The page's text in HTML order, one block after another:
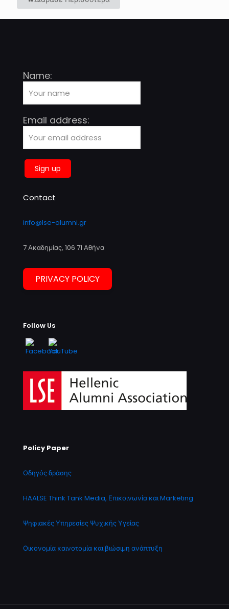
Name:
Email address:
Contact
info@lse-alumni.gr
7 Ακαδημίας, 106 71 Αθήνα
PRIVACY POLICY
Follow Us
Policy Paper
Οδηγός δράσης
HAALSE Think Tank Media, Επικοινωνία και Marketing
Ψηφιακές Υπηρεσίες Ψυχικής Υγείας
Οικονομία καινοτομία και βιώσιμη ανάπτυξη